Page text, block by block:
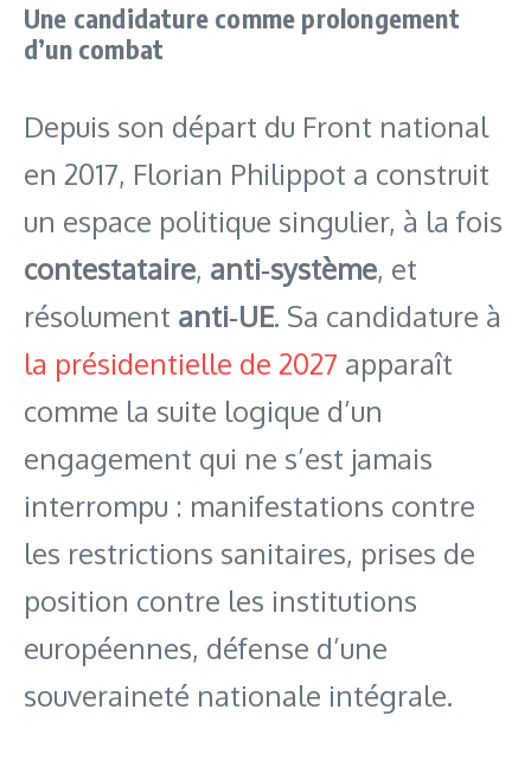
Une candidature comme prolongement
d’un combat
Depuis son départ du Front national
en 2017, Florian Philippot a construit
un espace politique singulier, à la fois
contestataire, anti‑système, et
résolument anti‑UE. Sa candidature à
la présidentielle de 2027 apparaît
comme la suite logique d’un
engagement qui ne s’est jamais
interrompu : manifestations contre
les restrictions sanitaires, prises de
position contre les institutions
européennes, défense d’une
souveraineté nationale intégrale.